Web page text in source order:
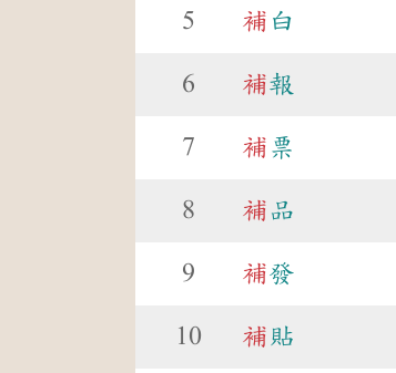
5 補 白
6 補報
7 補 票
8 補 品
9 補發
10 補 貼